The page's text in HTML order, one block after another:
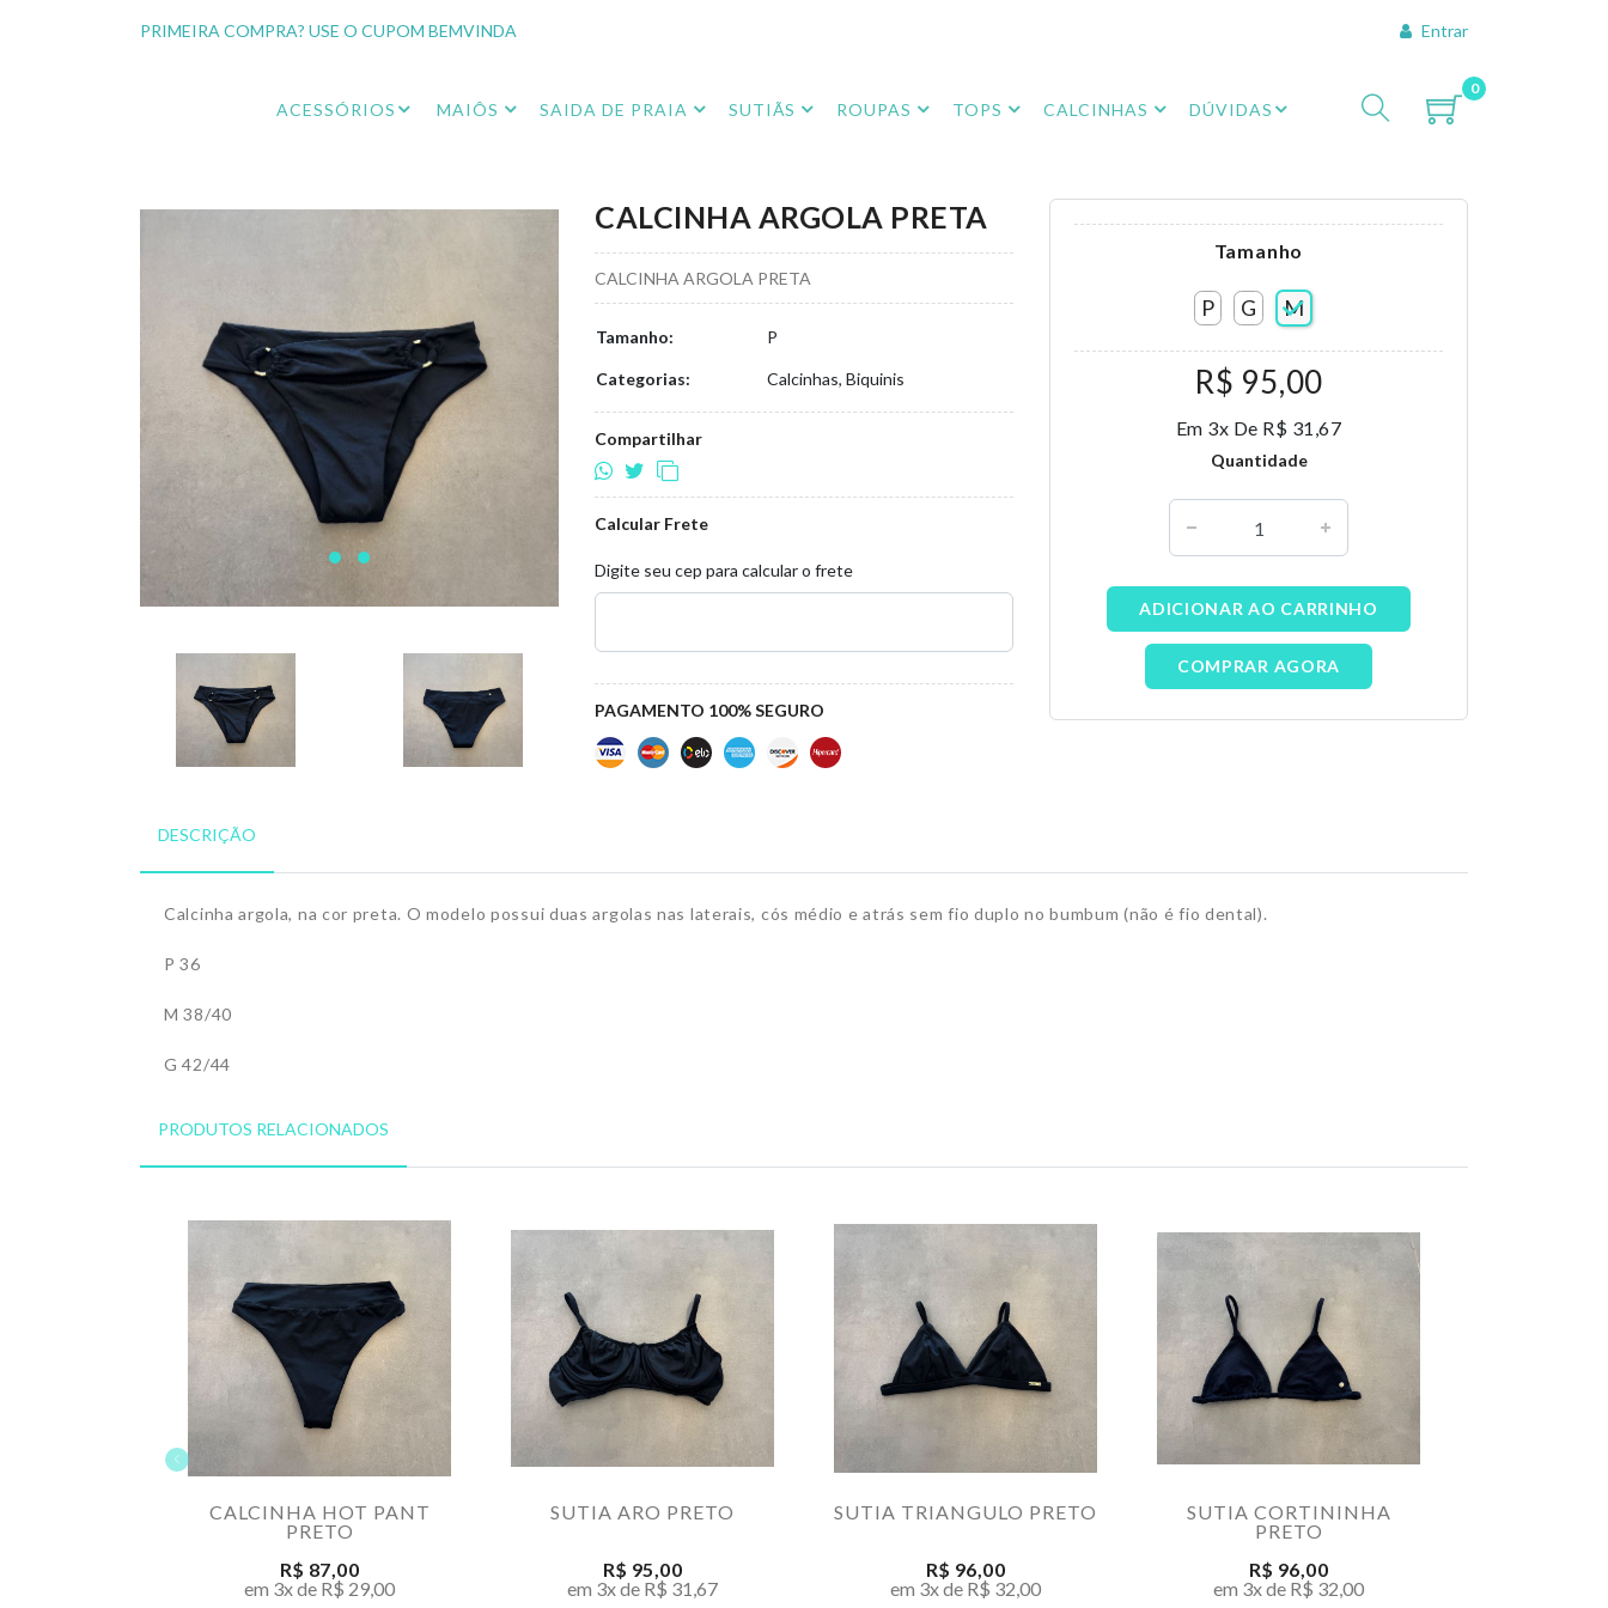
PRIMEIRA COMPRA? USE O CUPOM BEMVINDA Entrar
ACESSÓRIOS MAIÔS SAIDA DE PRAIA SUTIÃS ROUPAS TOPS CALCINHAS DÚVIDAS
0
CALCINHA ARGOLA PRETA
CALCINHA ARGOLA PRETA
Tamanho: P
Categorias: Calcinhas, Biquinis
Compartilhar
Calcular Frete
Digite seu cep para calcular o frete
PAGAMENTO 100% SEGURO
Tamanho
P G M
R$ 95,00
Em 3x De R$ 31,67
Quantidade
ADICIONAR AO CARRINHO
COMPRAR AGORA
DESCRIÇÃO
Calcinha argola, na cor preta. O modelo possui duas argolas nas laterais, cós médio e atrás sem fio duplo no bumbum (não é fio dental).
P 36
M 38/40
G 42/44
PRODUTOS RELACIONADOS
CALCINHA HOT PANT
PRETO
R$ 87,00
em 3x de R$ 29,00
SUTIA ARO PRETO
R$ 95,00
em 3x de R$ 31,67
SUTIA TRIANGULO PRETO
R$ 96,00
em 3x de R$ 32,00
SUTIA CORTININHA
PRETO
R$ 96,00
em 3x de R$ 32,00